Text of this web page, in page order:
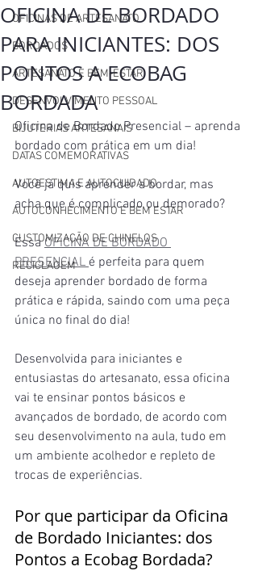
OFICINAS DE ARTESANATO
BORDADOS
ARTESANATO E BEM-ESTAR
DESENVOLVIMENTO PESSOAL
BIJUTERIAS ARTESANAIS
DATAS COMEMORATIVAS
AUTOESTIMA E AUTOCUIDADO
AUTOCONHECIMENTO E BEM ESTAR
CUSTOMIZAÇÃO DE CHINELOS
RECICLAGEM
OFICINA DE BORDADO
PARA INICIANTES: DOS
PONTOS A ECOBAG
BORDADA
Oficina de Bordado Presencial – aprenda
bordado com prática em um dia!
Você já quis aprender a bordar, mas
acha que é complicado ou demorado?
Essa OFICINA DE BORDADO
PRESENCIAL é perfeita para quem
deseja aprender bordado de forma
prática e rápida, saindo com uma peça
única no final do dia!
Desenvolvida para iniciantes e
entusiastas do artesanato, essa oficina
vai te ensinar pontos básicos e
avançados de bordado, de acordo com
seu desenvolvimento na aula, tudo em
um ambiente acolhedor e repleto de
trocas de experiências.
Por que participar da Oficina
de Bordado Iniciantes: dos
Pontos a Ecobag Bordada?